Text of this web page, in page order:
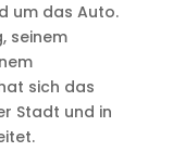
um das Auto.
seinem
sich das
Stadt und in